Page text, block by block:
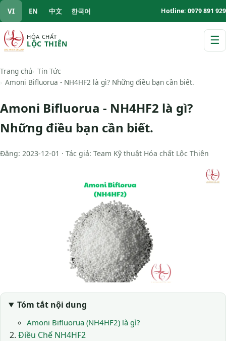
VI EN 中文 한국어 Hotline: 0979 891 929
HÓA CHẤT
LỘC THIÊN ☰
Trang chủ Tin Tức
Amoni Bifluorua - NH4HF2 là gì? Những điều bạn cần biết.
Amoni Bifluorua - NH4HF2 là gì?
Những điều bạn cần biết.
Đăng: 2023-12-01 · Tác giả: Team Kỹ thuật Hóa chất Lộc Thiên
Tóm tắt nội dung
Amoni Bifluorua (NH4HF2) là gì?
Điều Chế NH4HF2